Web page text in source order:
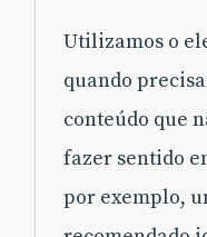
Utilizamos o
quando
conteúdo que
fazer sentido
por exemplo,